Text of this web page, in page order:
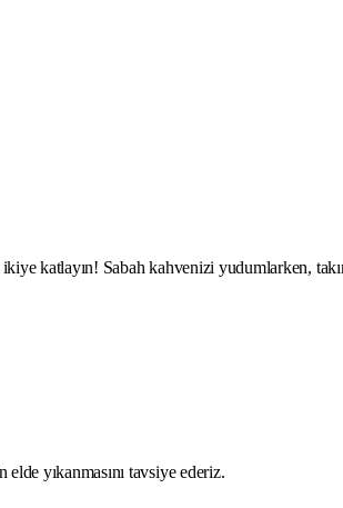
katlayın! Sabah kahvenizi yudumlarken,
yıkanmasını tavsiye ederiz.